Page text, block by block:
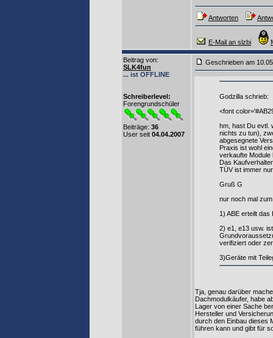
Antworten
E-Mail an slzbi
Beitrag von:
SLK4fun
... ist OFFLINE
Schreiberlevel:
Forengrundschüler
Beiträge: 36
User seit 04.04.2007
Geschrieben am
Godzilla schrieb:
<font
hm, hast Du evtl.
nichts zu tun),
abgesegnete
Praxis ist wohl
verkaufte Module
Das
TÜV ist immer
Gruß G
nur noch mal
1) ABE erteilt das
2) e1, e13 usw.
verifiziert oder
3)Geräte mit
Tja, genau darüber
Dachmodulkäufer, habe
Lager von einer Sache
Hersteller und
durch den Einbau dieses
führen kann und gibt für